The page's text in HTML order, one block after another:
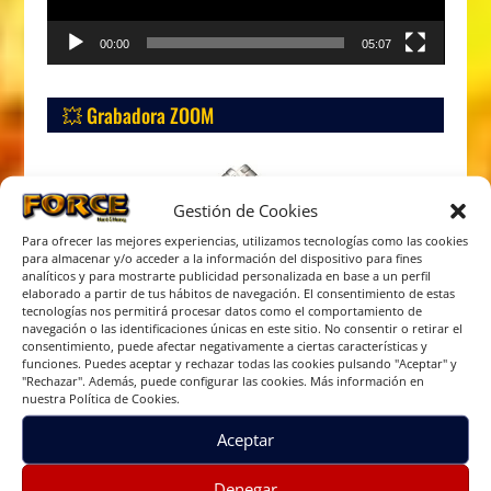
Gestión de Cookies
Para ofrecer las mejores experiencias, utilizamos tecnologías como las cookies
para almacenar y/o acceder a la información del dispositivo para fines
analíticos y para mostrarte publicidad personalizada en base a un perfil
elaborado a partir de tus hábitos de navegación. El consentimiento de estas
tecnologías nos permitirá procesar datos como el comportamiento de
navegación o las identificaciones únicas en este sitio. No consentir o retirar el
consentimiento, puede afectar negativamente a ciertas características y
funciones. Puedes aceptar y rechazar todas las cookies pulsando "Aceptar" y
"Rechazar". Además, puede configurar las cookies. Más información en
nuestra Política de Cookies.
Aceptar
00:00 05:07
💥 Grabadora ZOOM